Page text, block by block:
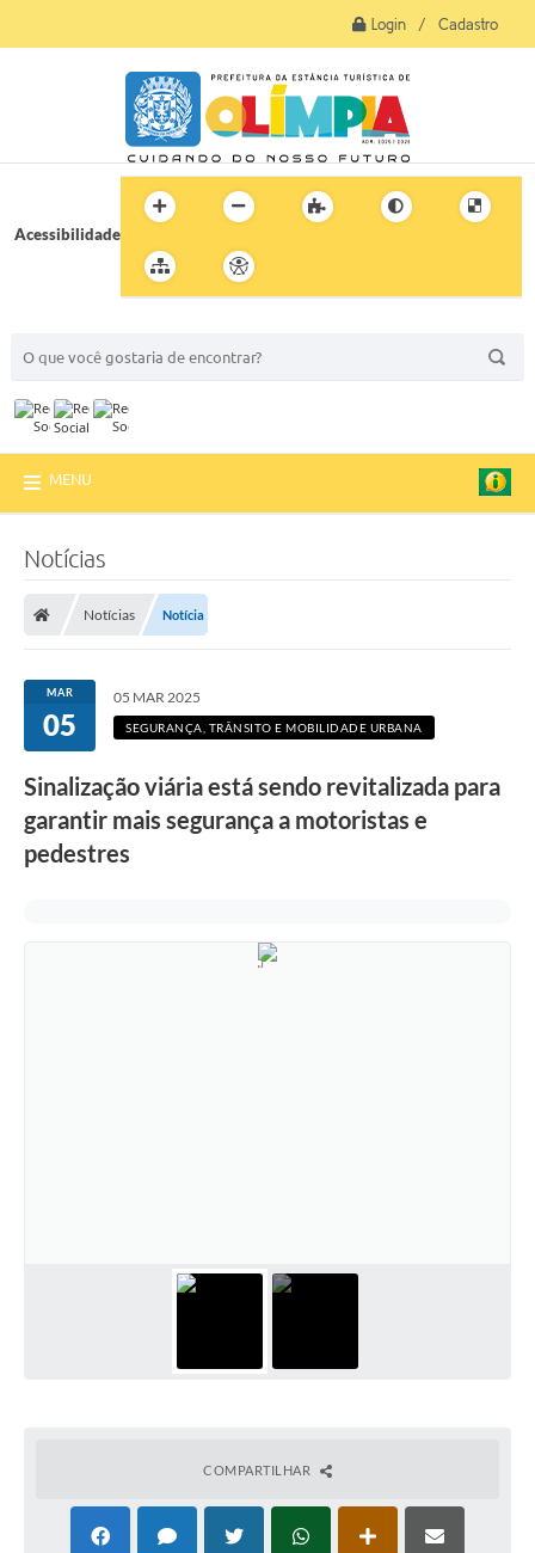
Login / Cadastro
Acessibilidade
MENU
Notícias
Notícias Notícia
MAR
05
05 MAR 2025
SEGURANÇA, TRÂNSITO E MOBILIDADE URBANA
Sinalização viária está sendo revitalizada para
garantir mais segurança a motoristas e
pedestres
COMPARTILHAR